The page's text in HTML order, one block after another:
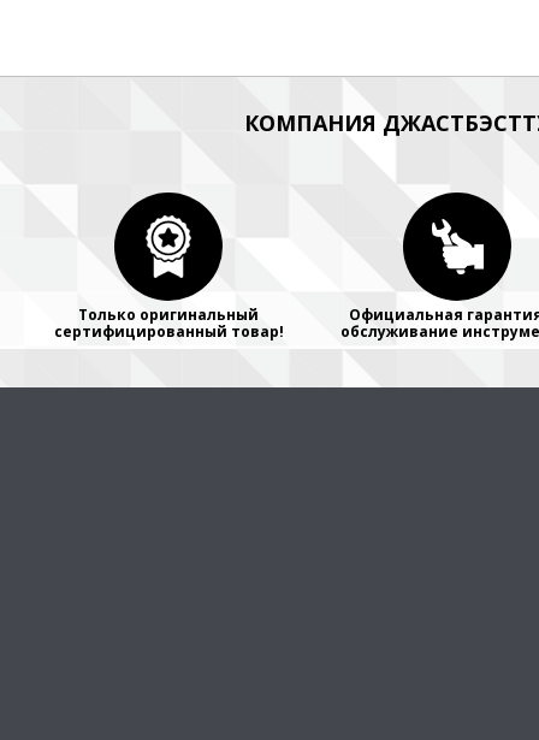
КОМПАНИЯ
Только оригинальный
сертифицированный товар!
Официальная
обслуживание